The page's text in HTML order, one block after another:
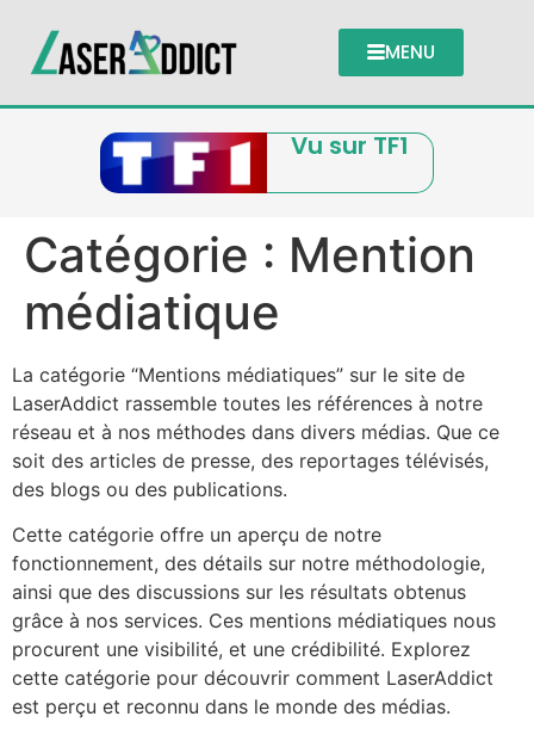
MENU
Vu sur TF1
Catégorie : Mention
médiatique
La catégorie “Mentions médiatiques” sur le site de
LaserAddict rassemble toutes les références à notre
réseau et à nos méthodes dans divers médias. Que ce
soit des articles de presse, des reportages télévisés,
des blogs ou des publications.
Cette catégorie offre un aperçu de notre
fonctionnement, des détails sur notre méthodologie,
ainsi que des discussions sur les résultats obtenus
grâce à nos services. Ces mentions médiatiques nous
procurent une visibilité, et une crédibilité. Explorez
cette catégorie pour découvrir comment LaserAddict
est perçu et reconnu dans le monde des médias.